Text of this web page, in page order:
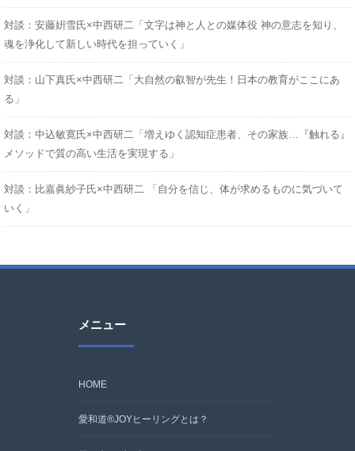
対談：安藤姸雪氏×中西研二「文字は神と人との媒体役 神の意志を知り、
魂を浄化して新しい時代を担っていく」
対談：山下真氏×中西研二「大自然の叡智が先生！日本の教育がここにあ
る」
対談：中込敏寛氏×中西研二「増えゆく認知症患者、その家族…『触れる』
メソッドで質の高い生活を実現する」
対談：比嘉眞紗子氏×中西研二 「自分を信じ、体が求めるものに気づいて
いく」
メニュー
HOME
愛和道®JOYヒーリングとは？